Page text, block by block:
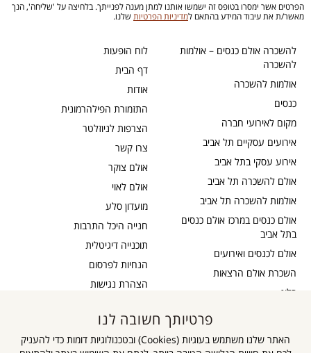
לוח הופעות
דף הבית
אודות
התזמורת הפילהרמונית
הצרפות לניוזלטר
צרו קשר
אולם צוקר
אולם לאוי
מועדון סלע
חנייה היכל התרבות
תוכנייה דיגיטלית
הנחיות לפרסום
הצהרת נגישות
אישור נגישות
מדיניות פרטיות
להשכרה אולם כנסים – אולמות
להשכרה
אולמות להשכרה
כנסים
מקום לאירועי חברה
אירועים עסקיים תל אביב
אירוע עסקי בתל אביב
אולם להשכרה תל אביב
אולמות להשכרה תל אביב
אולם כנסים במרכז אולם כנסים
בתל אביב
אולם לכנסים ואירועים
השכרת אולם הרצאות
בלוג
הפרטים אשר ימסרו בטופס זה ישמשו אותנו למתן מענה לפנייתך. בלחיצה על 'שליחה', הנך
מאשר/ת את עיבוד המידע בהתאם למדיניות הפרטיות שלנו.
פרטיותך חשובה לנו
האתר שלנו משתמש בעוגיות (Cookies) ובטכנולוגיות דומות כדי להעניק